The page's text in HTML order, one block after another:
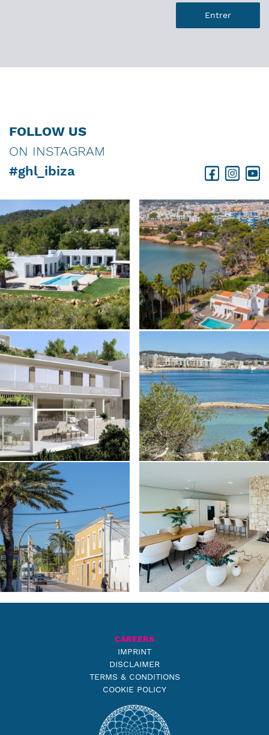
FOLLOW US
ON INSTAGRAM
#ghl_ibiza
CAREERS
IMPRINT
DISCLAIMER
TERMS & CONDITIONS
COOKIE POLICY